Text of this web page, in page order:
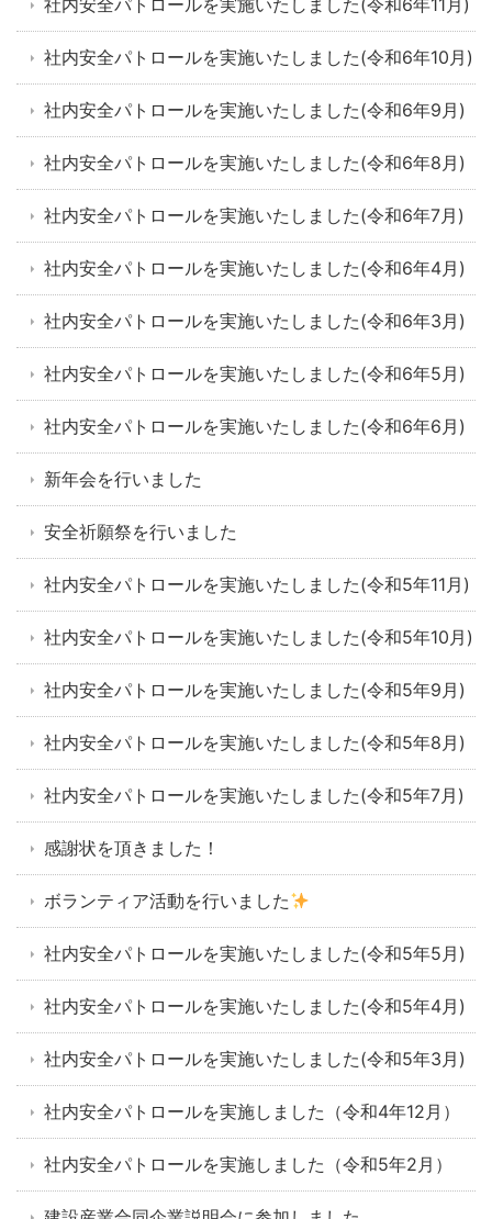
社内安全パトロールを実施いたしました(令和6年11月)
社内安全パトロールを実施いたしました(令和6年10月)
社内安全パトロールを実施いたしました(令和6年9月)
社内安全パトロールを実施いたしました(令和6年8月)
社内安全パトロールを実施いたしました(令和6年7月)
社内安全パトロールを実施いたしました(令和6年4月)
社内安全パトロールを実施いたしました(令和6年3月)
社内安全パトロールを実施いたしました(令和6年5月)
社内安全パトロールを実施いたしました(令和6年6月)
新年会を行いました
安全祈願祭を行いました
社内安全パトロールを実施いたしました(令和5年11月)
社内安全パトロールを実施いたしました(令和5年10月)
社内安全パトロールを実施いたしました(令和5年9月)
社内安全パトロールを実施いたしました(令和5年8月)
社内安全パトロールを実施いたしました(令和5年7月)
感謝状を頂きました！
ボランティア活動を行いました
社内安全パトロールを実施いたしました(令和5年5月)
社内安全パトロールを実施いたしました(令和5年4月)
社内安全パトロールを実施いたしました(令和5年3月)
社内安全パトロールを実施しました（令和4年12月）
社内安全パトロールを実施しました（令和5年2月）